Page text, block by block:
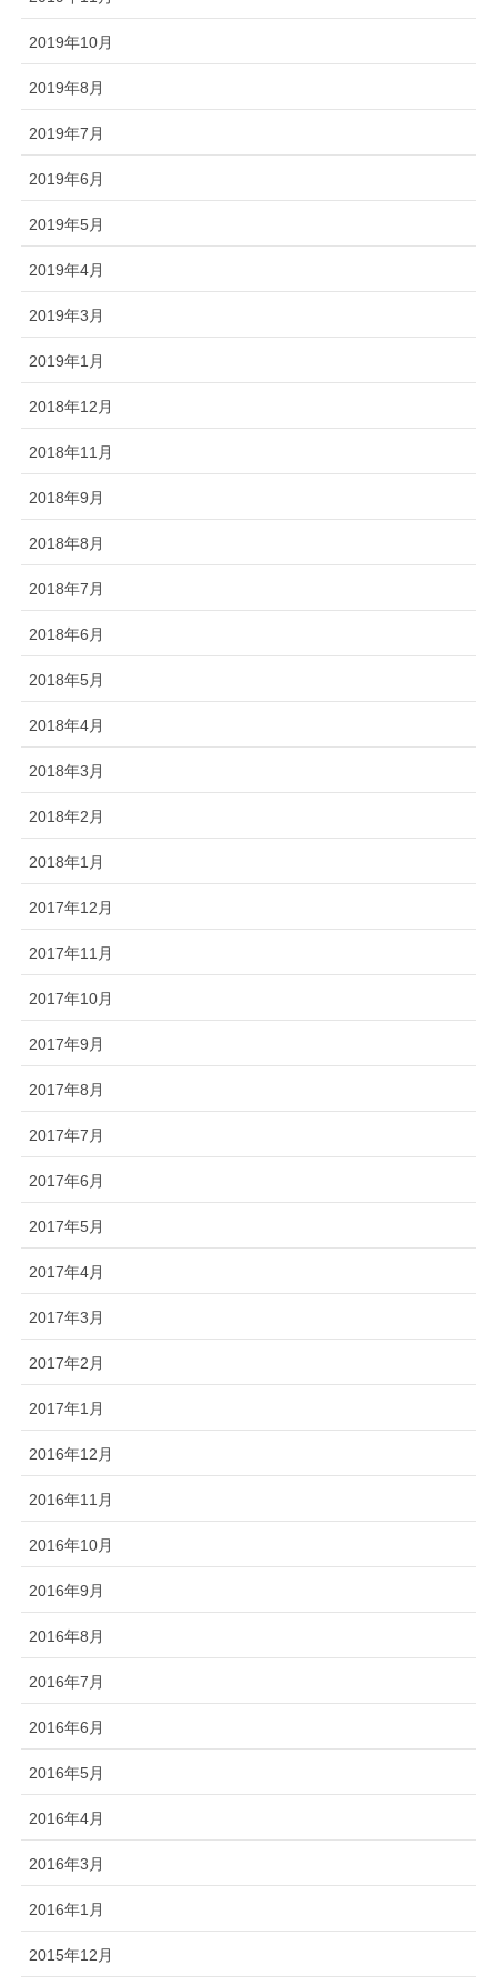
2019年10月
2019年8月
2019年7月
2019年6月
2019年5月
2019年4月
2019年3月
2019年1月
2018年12月
2018年11月
2018年9月
2018年8月
2018年7月
2018年6月
2018年5月
2018年4月
2018年3月
2018年2月
2018年1月
2017年12月
2017年11月
2017年10月
2017年9月
2017年8月
2017年7月
2017年6月
2017年5月
2017年4月
2017年3月
2017年2月
2017年1月
2016年12月
2016年11月
2016年10月
2016年9月
2016年8月
2016年7月
2016年6月
2016年5月
2016年4月
2016年3月
2016年1月
2015年12月